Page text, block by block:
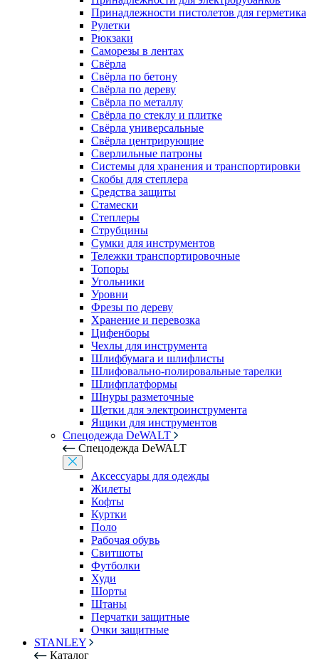
Принадлежности пистолетов для герметика
Рулетки
Рюкзаки
Саморезы в лентах
Свёрла
Свёрла по бетону
Свёрла по дереву
Свёрла по металлу
Свёрла по стеклу и плитке
Свёрла универсальные
Свёрла центрирующие
Сверлильные патроны
Системы для хранения и транспортировки
Скобы для степлера
Средства защиты
Стамески
Степлеры
Струбцины
Сумки для инструментов
Тележки транспортировочные
Топоры
Угольники
Уровни
Фрезы по дереву
Хранение и перевозка
Цифенборы
Чехлы для инструмента
Шлифбумага и шлифлисты
Шлифовально-полировальные тарелки
Шлифплатформы
Шнуры разметочные
Щетки для электроинструмента
Ящики для инструментов
Спецодежда DeWALT
Спецодежда DeWALT
Аксессуары для одежды
Жилеты
Кофты
Куртки
Поло
Рабочая обувь
Свитшоты
Футболки
Худи
Шорты
Штаны
Перчатки защитные
Очки защитные
STANLEY
Каталог